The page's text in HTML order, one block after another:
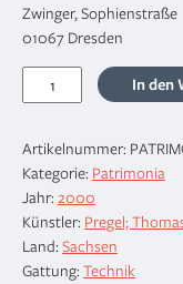
Zwinger, Sophienstraße
01067 Dresden
Astrolabium
Thomas
Pregel
aus
dem
Jahre
1629
In den
Artikelnummer:
Kategorie: Patrimonia
Jahr: 2000
Künstler: Pregel;
Land: Sachsen
Gattung: Technik